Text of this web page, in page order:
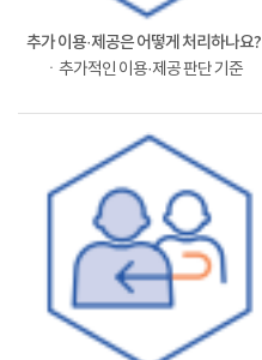
추가 이용·제공은 어떻게 처리하나요?
ㆍ추가적인 이용·제공 판단 기준